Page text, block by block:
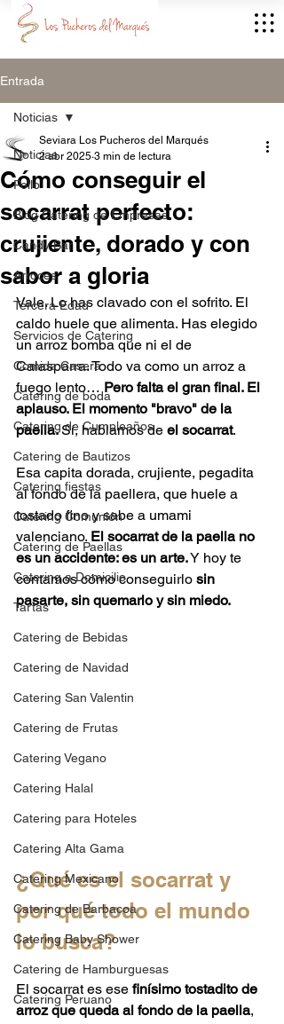
Entrada
Noticias
Pollo
Blog Catering de Empresas
Candy Bar
Arroces
Tercera Edad
Servicios de Catering
Comida Casera
Catering de boda
Catering de Cumpleaños
Catering de Bautizos
Catering fiestas
Catering Comunión
Catering de Paellas
Catering a Domicilio
Tartas
Catering de Bebidas
Catering de Navidad
Catering San Valentin
Catering de Frutas
Catering Vegano
Catering Halal
Catering para Hoteles
Catering Alta Gama
Catering Mexicano
Catering de Barbacoa
Catering Baby Shower
Catering de Hamburguesas
Catering Peruano
Noticias
Cómo conseguir el
socarrat perfecto:
crujiente, dorado y con
sabor a gloria
Seviara Los Pucheros del Marqués
2 abr 2025 3 min de lectura
Vale. Lo has clavado con el sofrito. El
caldo huele que alimenta. Has elegido
un arroz bomba que ni el de
Calasparra. Todo va como un arroz a
fuego lento… Pero falta el gran final. El
aplauso. El momento "bravo" de la
paella. Sí, hablamos de el socarrat.
Esa capita dorada, crujiente, pegadita
al fondo de la paellera, que huele a
tostado fino y sabe a umami
valenciano. El socarrat de la paella no
es un accidente: es un arte. Y hoy te
contamos cómo conseguirlo sin
pasarte, sin quemarlo y sin miedo.
¿Qué es el socarrat y
por qué todo el mundo
lo busca?
El socarrat es ese finísimo tostadito de
arroz que queda al fondo de la paella,